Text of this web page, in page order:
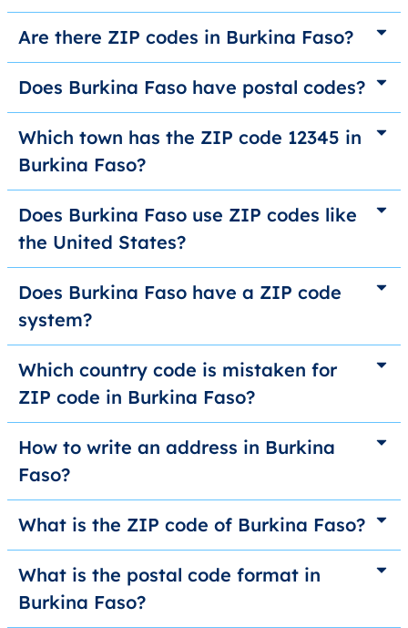
Are there ZIP codes in Burkina Faso?
Does Burkina Faso have postal codes?
Which town has the ZIP code 12345 in
Burkina Faso?
Does Burkina Faso use ZIP codes like
the United States?
Does Burkina Faso have a ZIP code
system?
Which country code is mistaken for
ZIP code in Burkina Faso?
How to write an address in Burkina
Faso?
What is the ZIP code of Burkina Faso?
What is the postal code format in
Burkina Faso?